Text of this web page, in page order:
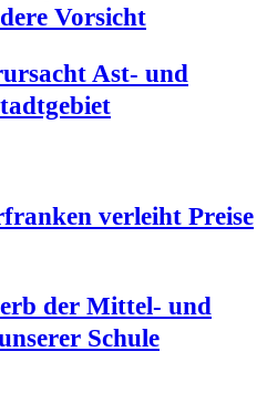
Vorsicht
Ast- und
ver­leiht Prei­se
der Mit­tel- und
Schu­le